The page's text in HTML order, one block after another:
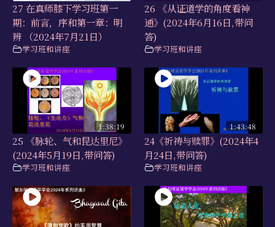
27 在真师膝下学习班第一
期：前言，序和第一章：明
辨 （2024年7月21日）
学习班和讲座
26 《从证道学的角度看神
通》(2024年6月16日,带问
答)
学习班和讲座
1:38:19
25 《脉轮、气和昆达里尼》
(2024年5月19日,带问答)
学习班和讲座
1:43:48
24《祈祷与赎罪》(2024年4
月24日,带问答)
学习班和讲座